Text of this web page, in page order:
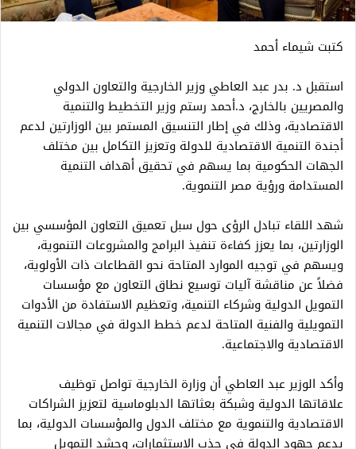
كتبت شيماء أحمد
استقبل د. بدر عبد العاطي وزير الخارجية والتعاون الدولي
والمصريين بالخارج، د.أحمد رستم وزير التخطيط والتنمية
الاقتصادية، وذلك في إطار التنسيق المستمر بين الوزارتين لدعم
أجندة التنمية الاقتصادية للدولة وتعزيز التكامل بين مختلف
الجهات الحكومية بما يسهم في تحقيق أهداف التنمية
المستدامة ورؤية مصر التنموية.
شهد اللقاء تبادل الرؤى حول سبل تعميق التعاون المؤسسي بين
الوزارتين، بما يعزز كفاءة تنفيذ البرامج والمشروعات التنموية،
ويسهم في توجيه الموارد المتاحة نحو القطاعات ذات الأولوية،
فضلاً عن مناقشة آليات توسيع نطاق التعاون مع مؤسسات
التمويل الدولية وشركاء التنمية، وتعظيم الاستفادة من الأدوات
التمويلية والفنية المتاحة لدعم خطط الدولة في مجالات التنمية
الاقتصادية والاجتماعية.
وأكد الوزير عبد العاطي أن وزارة الخارجية تواصل توظيف
علاقاتها الدولية وشبكة بعثاتها الدبلوماسية لتعزيز الشراكات
الاقتصادية والتنموية مع مختلف الدول والمؤسسات الدولية، بما
يدعم جهود الدولة في جذب الاستثمارات، وحشد التمويل